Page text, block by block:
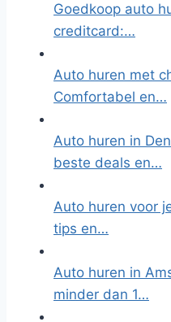
Goedkoop auto
creditcard:…
Auto huren met
Comfortabel en…
Auto huren in
beste deals en…
Auto huren voor
tips en…
Auto huren in
minder dan 1…